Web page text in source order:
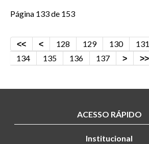
Página 133 de 153
128 129 130 131
134
135 136 137
ACESSO RÁPIDO
Institucional